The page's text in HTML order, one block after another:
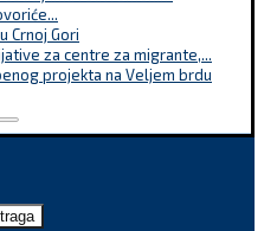
Crnoj Gori
za centre za migrante,...
projekta na Veljem brdu